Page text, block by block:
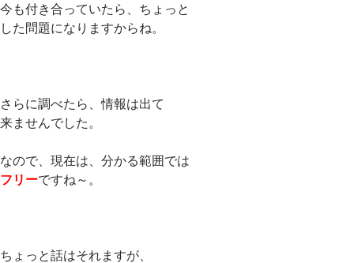
今も付き合っていたら、ちょっと
した問題になりますからね。
さらに調べたら、情報は出て
来ませんでした。
なので、現在は、分かる範囲では
フリーですね～。
ちょっと話はそれますが、